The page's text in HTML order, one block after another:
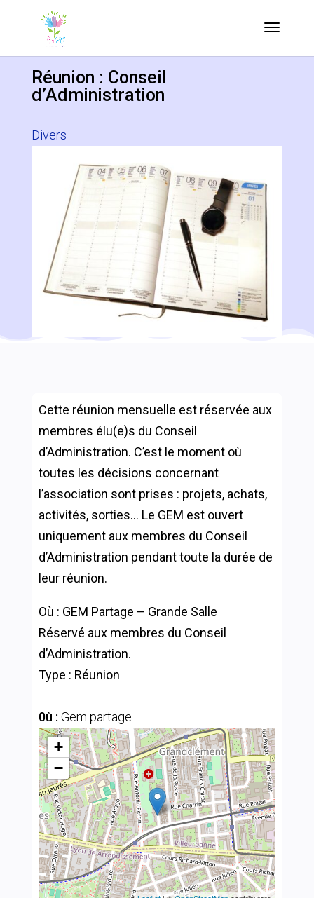
Réunion : Conseil
d’Administration
Divers
Cette réunion mensuelle est réservée aux
membres élu(e)s du Conseil
d’Administration. C’est le moment où
toutes les décisions concernant
l’association sont prises : projets, achats,
activités, sorties… Le GEM est ouvert
uniquement aux membres du Conseil
d’Administration pendant toute la durée de
leur réunion.
Où : GEM Partage – Grande Salle
Réservé aux membres du Conseil
d’Administration.
Type : Réunion
0ù : Gem partage
+
−